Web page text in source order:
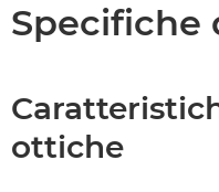
Specifiche
ottiche